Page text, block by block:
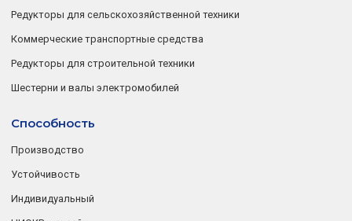
Редукторы для сельскохозяйственной техники
Коммерческие транспортные средства
Редукторы для строительной техники
Шестерни и валы электромобилей
Способность
Производство
Устойчивость
Индивидуальный